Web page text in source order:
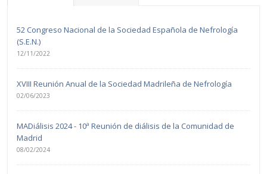
52 Congreso Nacional de la Sociedad Española de Nefrología
(S.E.N.)
12/11/2022
XVIII Reunión Anual de la Sociedad Madrileña de Nefrología
02/06/2023
MADiálisis 2024 - 10ª Reunión de diálisis de la Comunidad de
Madrid
08/02/2024